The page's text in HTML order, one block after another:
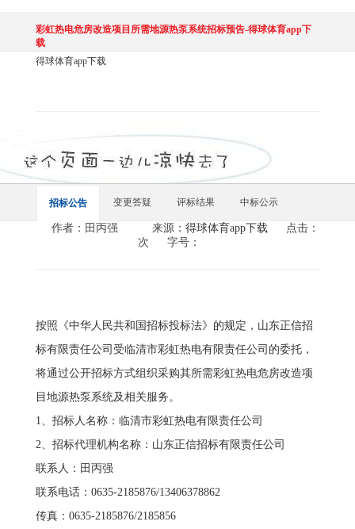
彩虹热电危房改造项目所需地源热泵系统招标预告-得球体育app下
载
得球体育app下载
招标公告 变更答疑 评标结果 中标公示
作者：田丙强 来源： 得球体育app下载
点击：
次
字号：
按照《中华人民共和国招标投标法》的规定，山东正信招
标有限责任公司受临清市彩虹热电有限责任公司的委托，
将通过公开招标方式组织采购其所需彩虹热电危房改造项
目地源热泵系统及相关服务。
1、招标人名称：临清市彩虹热电有限责任公司
2、招标代理机构名称：山东正信招标有限责任公司
联系人：田丙强
联系电话：0635-2185876/13406378862
传真：0635-2185876/2185856